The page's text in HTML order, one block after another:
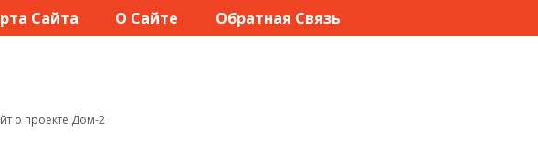
Сайта О Сайте Обратная Связь
о проекте Дом-2